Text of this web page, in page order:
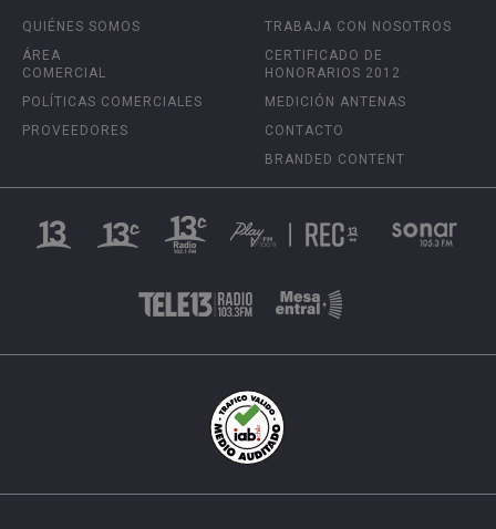
QUIÉNES SOMOS
ÁREA
COMERCIAL
POLÍTICAS COMERCIALES
PROVEEDORES
TRABAJA CON NOSOTROS
CERTIFICADO DE
HONORARIOS 2012
MEDICIÓN ANTENAS
CONTACTO
BRANDED CONTENT